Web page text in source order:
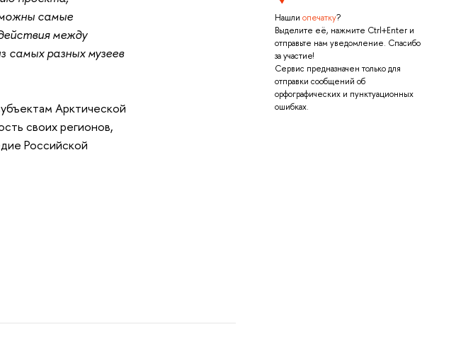
Нашли опечатку?
Выделите её, нажмите Ctrl+Enter и
отправьте нам уведомление. Спасибо
за участие!
Сервис предназначен только для
отправки сообщений об
орфографических и пунктуационных
ошибках.
самые
между
самых разных музеев
Арктической
своих регионов,
Российской